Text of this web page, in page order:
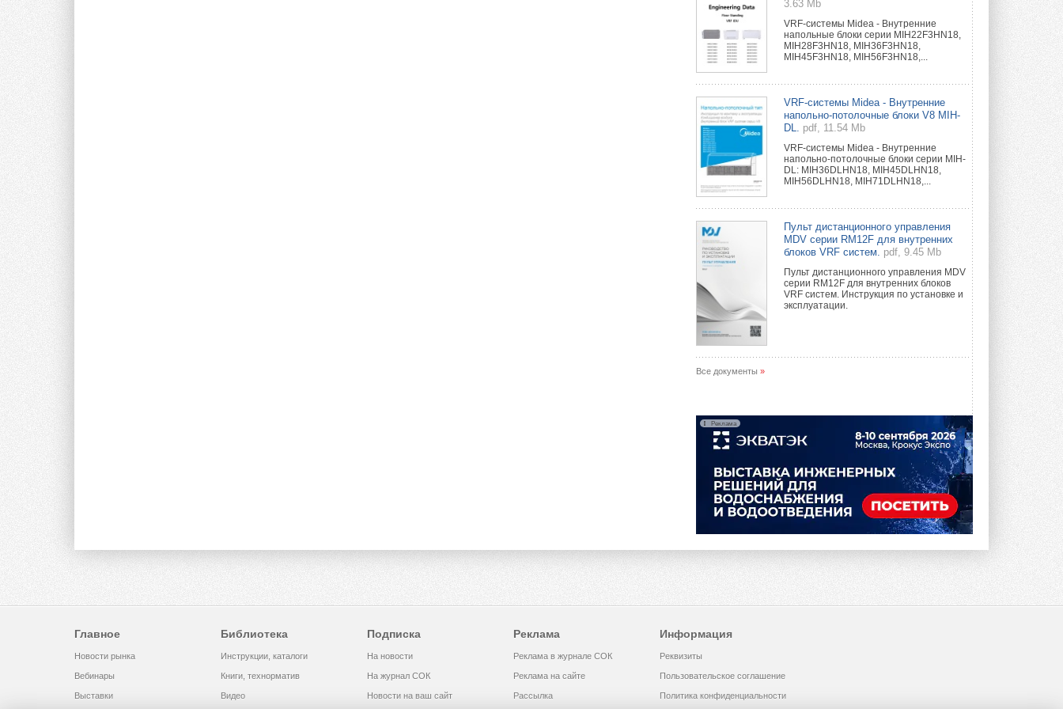
3.63 Mb
VRF-системы Midea - Внутренние
напольные блоки серии MIH22F3HN18,
MIH28F3HN18, MIH36F3HN18,
MIH45F3HN18, MIH56F3HN18,...
VRF-системы Midea - Внутренние
напольно-потолочные блоки V8 MIH-
DL.
pdf, 11.54 Mb
VRF-системы Midea - Внутренние
напольно-потолочные блоки серии MIH-
DL: MIH36DLHN18, MIH45DLHN18,
MIH56DLHN18, MIH71DLHN18,...
Пульт дистанционного управления
MDV серии RM12F для внутренних
блоков VRF систем.
pdf, 9.45 Mb
Пульт дистанционного управления MDV
серии RM12F для внутренних блоков
VRF систем. Инструкция по установке и
эксплуатации.
Все документы »
Реклама
Главное
Новости рынка
Вебинары
Выставки
Библиотека
Инструкции, каталоги
Книги, технорматив
Видео
Подписка
На новости
На журнал СОК
Новости на ваш сайт
Реклама
Реклама в журнале СОК
Реклама на сайте
Рассылка
Информация
Реквизиты
Пользовательское соглашение
Политика конфиденциальности